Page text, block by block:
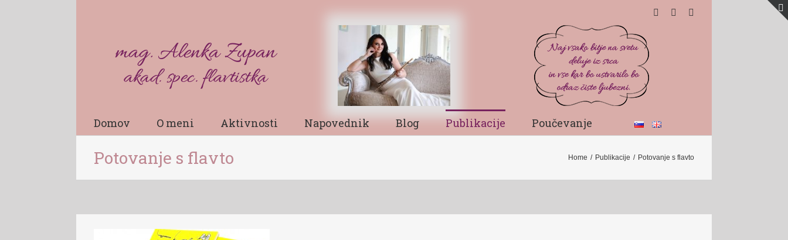
Domov O meni Aktivnosti Napovednik Blog Publikacije Poučevanje
Potovanje s flavto Home / Publikacije / Potovanje s flavto